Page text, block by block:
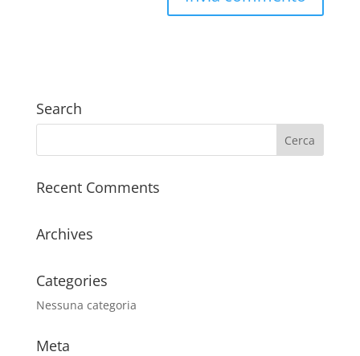
Search
Recent Comments
Archives
Categories
Nessuna categoria
Meta